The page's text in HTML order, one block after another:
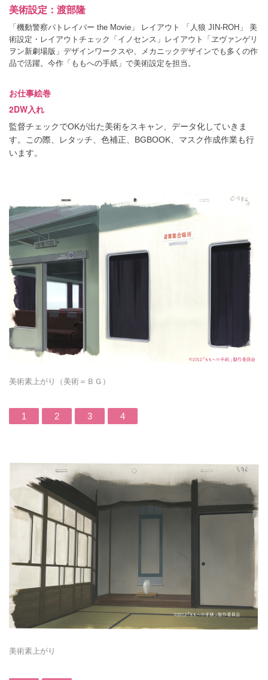
美術設定：渡部隆
「機動警察パトレイバー the Movie」 レイアウト 「人狼 JIN-ROH」 美
術設定・レイアウトチェック「イノセンス」レイアウト「ヱヴァンゲリ
ヲン新劇場版」デザインワークスや、メカニックデザインでも多くの作
品で活躍。今作「ももへの手紙」で美術設定を担当。
お仕事絵巻
2DW入れ
監督チェックでOKが出た美術をスキャン、データ化していきま
す。この際、レタッチ、色補正、BGBOOK、マスク作成作業も行
います。
美術素上がり（美術＝ＢＧ）
1 2 3 4
美術素上がり